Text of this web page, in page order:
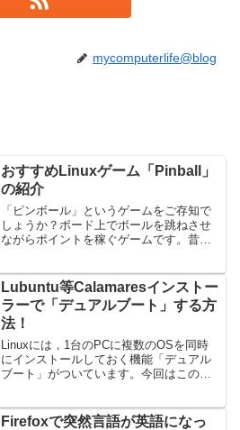
mycomputerlife@blog
おすすめLinuxゲーム「Pinball」
の紹介
「ピンボール」というゲームをご存知で
しょうか？ボード上でボールを跳ねさせ
ながらポイントを稼ぐゲームです。昔は
が，最近修正されたようで，ちゃんと登
録されるようになったことを...
Lubuntu等Calamaresインストー
ラーで「デュアルブート」する方
法！
Linuxには，1台のPCに複数のOSを同時
にインストールしておく機能「デュアル
ブート」がついています。今回はこのデ
れるLubuntuのCalamaresインスト...
Firefoxで突然言語が英語になっ